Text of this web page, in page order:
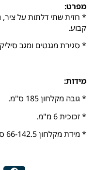
מפרט:
* חזית שתי דלתות על ציר,
קבוע.
* סגירת מגנטים ומגב
מידות:
* גובה מקלחון 185 ס"מ.
* זכוכית 6 מ"מ.
* מידת מקלחון 66-142.5 ס"מ.